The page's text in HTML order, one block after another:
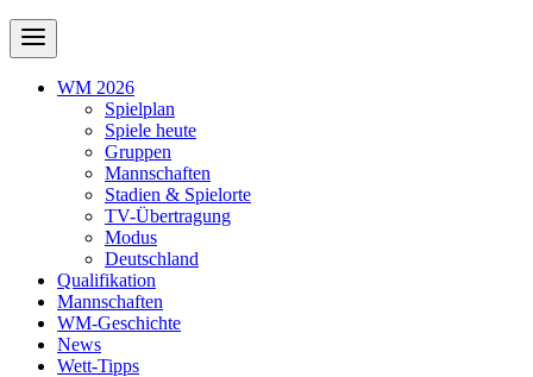
WM 2026
Spielplan
Spiele heute
Gruppen
Mannschaften
Stadien & Spielorte
TV-Übertragung
Modus
Deutschland
Qualifikation
Mannschaften
WM-Geschichte
News
Wett-Tipps